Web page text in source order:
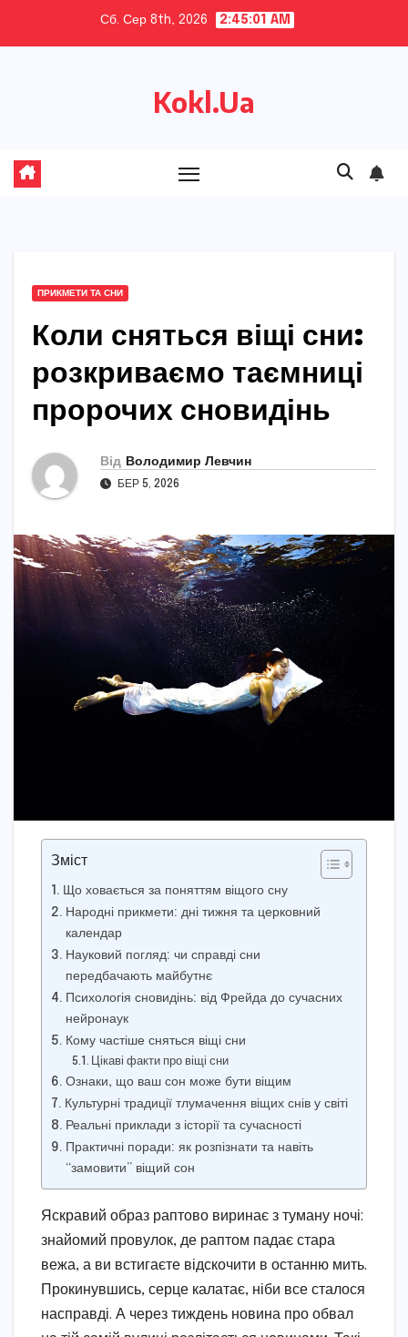
Сб. Сер 8th, 2026 2:45:03 AM
Kokl.Ua
ПРИКМЕТИ ТА СНИ
Коли сняться віщі сни:
розкриваємо таємниці
пророчих сновидінь
Від Володимир Левчин
БЕР 5, 2026
Зміст
Що ховається за поняттям віщого сну
Народні прикмети: дні тижня та церковний
календар
Науковий погляд: чи справді сни
передбачають майбутнє
Психологія сновидінь: від Фрейда до сучасних
нейронаук
Кому частіше сняться віщі сни
Цікаві факти про віщі сни
Ознаки, що ваш сон може бути віщим
Культурні традиції тлумачення віщих снів у світі
Реальні приклади з історії та сучасності
Практичні поради: як розпізнати та навіть
“замовити” віщий сон
Яскравий образ раптово виринає з туману ночі:
знайомий провулок, де раптом падає стара
вежа, а ви встигаєте відскочити в останню мить.
Прокинувшись, серце калатає, ніби все сталося
насправді. А через тиждень новина про обвал